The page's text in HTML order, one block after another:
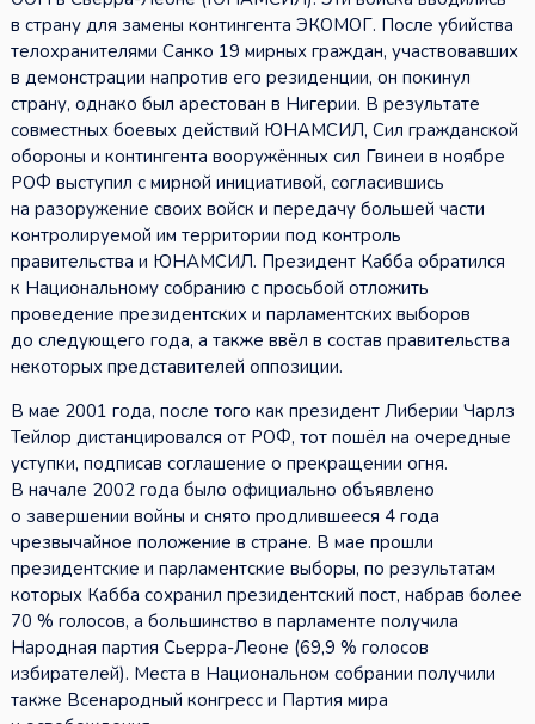
в страну для замены контингента ЭКОМОГ. После убийства
телохранителями Санко 19 мирных граждан, участвовавших
в демонстрации напротив его резиденции, он покинул
страну, однако был арестован в Нигерии. В результате
совместных боевых действий ЮНАМСИЛ, Сил гражданской
обороны и контингента вооружённых сил Гвинеи в ноябре
РОФ выступил с мирной инициативой, согласившись
на разоружение своих войск и передачу большей части
контролируемой им территории под контроль
правительства и ЮНАМСИЛ. Президент Кабба обратился
к Национальному собранию с просьбой отложить
проведение президентских и парламентских выборов
до следующего года, а также ввёл в состав правительства
некоторых представителей оппозиции.
В мае 2001 года, после того как президент Либерии Чарлз
Тейлор дистанцировался от РОФ, тот пошёл на очередные
уступки, подписав соглашение о прекращении огня.
В начале 2002 года было официально объявлено
о завершении войны и снято продлившееся 4 года
чрезвычайное положение в стране. В мае прошли
президентские и парламентские выборы, по результатам
которых Кабба сохранил президентский пост, набрав более
70 % голосов, а большинство в парламенте получила
Народная партия Сьерра-Леоне (69,9 % голосов
избирателей). Места в Национальном собрании получили
также Всенародный конгресс и Партия мира